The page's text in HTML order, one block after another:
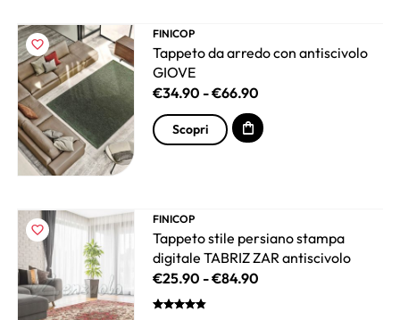
FINICOP
Tappeto da arredo con antiscivolo
GIOVE
€34.90 -€66.90
Scopri
FINICOP
Tappeto stile persiano stampa
digitale TABRIZ ZAR antiscivolo
€25.90 -€84.90